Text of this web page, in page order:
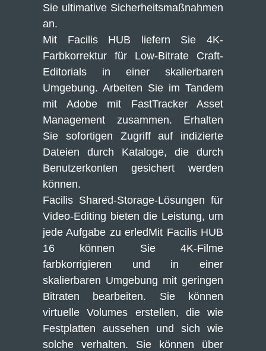
Sie ultimative Sicherheitsmaßnahmen
an.
Mit Facilis HUB liefern Sie 4K-
Farbkorrektur für Low-Bitrate Craft-
Editorials in einer skalierbaren
Umgebung. Arbeiten Sie im Tandem
mit Adobe mit FastTracker Asset
Management zusammen. Erhalten
Sie sofortigen Zugriff auf indizierte
Dateien durch Kataloge, die durch
Benutzerkonten gesichert werden
können.
Facilis Shared-Storage-Lösungen für
Video-Editing bieten die Leistung, um
jede Aufgabe zu erledMit Facilis HUB
16 können Sie 4K-Filme
farbkorrigieren und in einer
skalierbaren Umgebung mit geringen
Bitraten bearbeiten. Sie können
virtuelle Volumes erstellen, die wie
Festplatten aussehen und sich wie
solche verhalten. Sie können über